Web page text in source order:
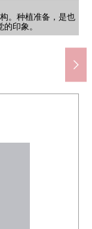
。种植准备，是也
印象。
居室明亮地脱落。
口的话，有纵深的
明亮地感到室内。
背面的窗进入光，
换成的印象。
空间。是早晨的准
的组合明亮地解决
预见也好，并且在
容易假定浴室干燥
，好像可以使用。
印象。
扫。隔着讲台看得
可以使用的空间。
的风景。有与建筑
印象。
是也容易在卧室以
是有壁橱，并且容
。
房间。是有收纳，
象。
的形状的4.4张塌塌
区使用的印象。
列门，是容易把到
口可能一条直线。
容易想像的印象。
窗到。在石头风格
稳重。
璃门是成熟稳重的
前的开放感觉。
面向马路的开放感
及通风的结构显现
顶的自行车停放处
常的进出换成的印
被传下来。
迹线是的印象。
))(约640m)